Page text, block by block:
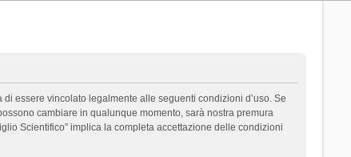
di essere vincolato legalmente alle seguenti condizioni d’uso. Se
cambiare in qualunque momento, sarà nostra premura
Scientifico” implica la completa accettazione delle condizioni